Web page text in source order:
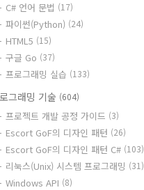
C# 언어 문법 (17)
파이썬(Python) (24)
HTML5 (15)
구글 Go (37)
프로그래밍 실습 (133)
그래밍 기술 (604)
프로젝트 개발 공정 가이드 (3)
Escort GoF의 디자인 패턴 (26)
Escort GoF의 디자인 패턴 C# (103)
리눅스(Unix) 시스템 프로그래밍 (31)
Windows API (8)